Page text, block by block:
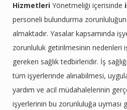
Hizmetleri Yönetmeliği içerisinde
personeli bulundurma
almaktadır. Yasalar kapsamında
zorunluluk getirilmesinin nedenleri
gereken sağlık tedbirleridir. İş
tüm işyerlerinde alınabilmesi,
yardım ve acil müdahalelerinin
işyerlerinin bu zorunluluğa uyması